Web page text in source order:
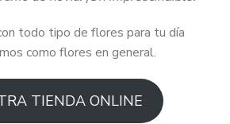
todo tipo de flores para tu día
como flores en general.
TIENDA ONLINE